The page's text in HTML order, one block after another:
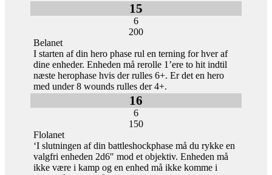
15
6
200
Belanet
I starten af din hero phase rul en terning for hver af
dine enheder. Enheden må rerolle 1’ere to hit indtil
næste herophase hvis der rulles 6+. Er det en hero
med under 8 wounds rulles der 4+.
16
6
150
Flolanet
‘I slutningen af din battleshockphase må du rykke en
valgfri enheden 2d6″ mod et objektiv. Enheden må
ikke være i kamp og en enhed må ikke komme i